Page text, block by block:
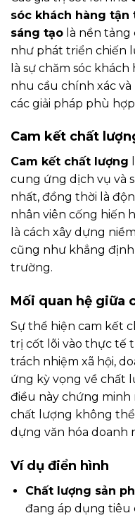
sóc khách hàng tận
sáng tạo là nền
như phát triển chiến
là sự chăm sóc
nhu cầu chính xác
các giải pháp phù
Cam kết chất
Cam kết chất lượng
cung ứng dịch vụ và
nhất, đồng thời là
nhân viên cống hiến
là cách xây dựng
cũng như khẳng
trường.
Mối quan hệ giữa
Sự thể hiện cam kết
trị cốt lõi vào thực tế
trách nhiệm xã hội,
ứng kỳ vọng về chất
điều này chứng minh
chất lượng không
dựng văn hóa doanh
Ví dụ điển hình
Chất lượng sản
đang áp dụng tiêu